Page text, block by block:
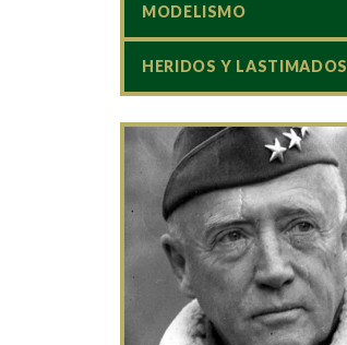
MODELISMO
HERIDOS Y LASTIMADOS